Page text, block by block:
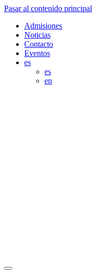
Pasar al contenido principal
Admisiones
Noticias
Contacto
Eventos
es
es
en